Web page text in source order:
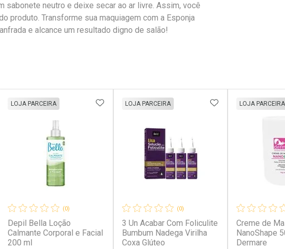
sabonete neutro e deixe secar ao ar livre. Assim, você
produto. Transforme sua maquiagem com a Esponja
e alcance um resultado digno de salão!
AOS FAVORITOS
(0)
Depil Bella Loção
Calmante Corporal e Facial
200 ml
LOJA PARCEIRA ADICIONAR AOS FAVORITOS
(0)
3 Un Acabar Com Foliculite
Bumbum Nadega Virilha
Coxa Glúteo
LOJA PARCEIRA ADICIONAR AOS
Creme de
NanoShape
Dermare
LOJA PARCEIRA